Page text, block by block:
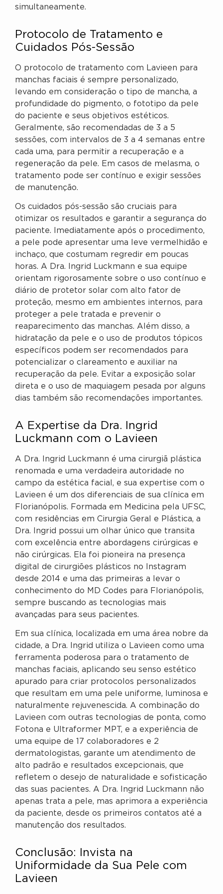
simultaneamente.
Protocolo de Tratamento e
Cuidados Pós-Sessão
O protocolo de tratamento com Lavieen para
manchas faciais é sempre personalizado,
levando em consideração o tipo de mancha, a
profundidade do pigmento, o fototipo da pele
do paciente e seus objetivos estéticos.
Geralmente, são recomendadas de 3 a 5
sessões, com intervalos de 3 a 4 semanas entre
cada uma, para permitir a recuperação e a
regeneração da pele. Em casos de melasma, o
tratamento pode ser contínuo e exigir sessões
de manutenção.
Os cuidados pós-sessão são cruciais para
otimizar os resultados e garantir a segurança do
paciente. Imediatamente após o procedimento,
a pele pode apresentar uma leve vermelhidão e
inchaço, que costumam regredir em poucas
horas. A Dra. Ingrid Luckmann e sua equipe
orientam rigorosamente sobre o uso contínuo e
diário de protetor solar com alto fator de
proteção, mesmo em ambientes internos, para
proteger a pele tratada e prevenir o
reaparecimento das manchas. Além disso, a
hidratação da pele e o uso de produtos tópicos
específicos podem ser recomendados para
potencializar o clareamento e auxiliar na
recuperação da pele. Evitar a exposição solar
direta e o uso de maquiagem pesada por alguns
dias também são recomendações importantes.
A Expertise da Dra. Ingrid
Luckmann com o Lavieen
A Dra. Ingrid Luckmann é uma cirurgiã plástica
renomada e uma verdadeira autoridade no
campo da estética facial, e sua expertise com o
Lavieen é um dos diferenciais de sua clínica em
Florianópolis. Formada em Medicina pela UFSC,
com residências em Cirurgia Geral e Plástica, a
Dra. Ingrid possui um olhar único que transita
com excelência entre abordagens cirúrgicas e
não cirúrgicas. Ela foi pioneira na presença
digital de cirurgiões plásticos no Instagram
desde 2014 e uma das primeiras a levar o
conhecimento do MD Codes para Florianópolis,
sempre buscando as tecnologias mais
avançadas para seus pacientes.
Em sua clínica, localizada em uma área nobre da
cidade, a Dra. Ingrid utiliza o Lavieen como uma
ferramenta poderosa para o tratamento de
manchas faciais, aplicando seu senso estético
apurado para criar protocolos personalizados
que resultam em uma pele uniforme, luminosa e
naturalmente rejuvenescida. A combinação do
Lavieen com outras tecnologias de ponta, como
Fotona e Ultraformer MPT, e a experiência de
uma equipe de 17 colaboradores e 2
dermatologistas, garante um atendimento de
alto padrão e resultados excepcionais, que
refletem o desejo de naturalidade e sofisticação
das suas pacientes. A Dra. Ingrid Luckmann não
apenas trata a pele, mas aprimora a experiência
da paciente, desde os primeiros contatos até a
manutenção dos resultados.
Conclusão: Invista na
Uniformidade da Sua Pele com
Lavieen